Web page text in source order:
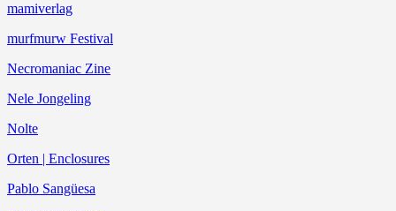
mamiverlag
murfmurw Festival
Necromaniac Zine
Nele Jongeling
Nolte
Orten | Enclosures
Pablo Sangüesa